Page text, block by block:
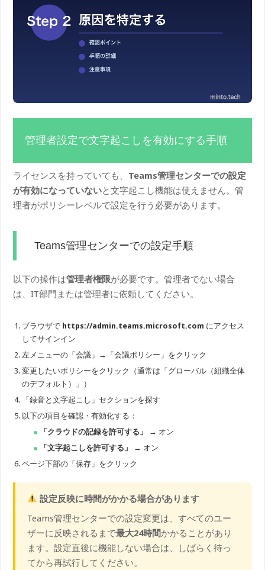
管理者設定で文字起こしを有効にする手順
ライセンスを持っていても、 Teams管理センターでの設定
が有効になっていないと文字起こし機能は使えません。管
理者がポリシーレベルで設定を行う必要があります。
Teams管理センターでの設定手順
以下の操作は管理者権限が必要です。管理者でない場合
は、IT部門または管理者に依頼してください。
ブラウザで https://admin.teams.microsoft.com にアクセス
してサインイン
左メニューの「会議」→「会議ポリシー」をクリック
変更したいポリシーをクリック（通常は「グローバル（組織全体
のデフォルト）」）
「録音と文字起こし」セクションを探す
以下の項目を確認・有効化する：
「クラウドの記録を許可する」
→ オン
「文字起こしを許可する」
→ オン
ページ下部の「保存」をクリック
設定反映に時間がかかる場合があります
Teams管理センターでの設定変更は、すべてのユー
ザーに反映されるまで最大24時間かかることがあり
ます。設定直後に機能しない場合は、しばらく待っ
てから再試行してください。